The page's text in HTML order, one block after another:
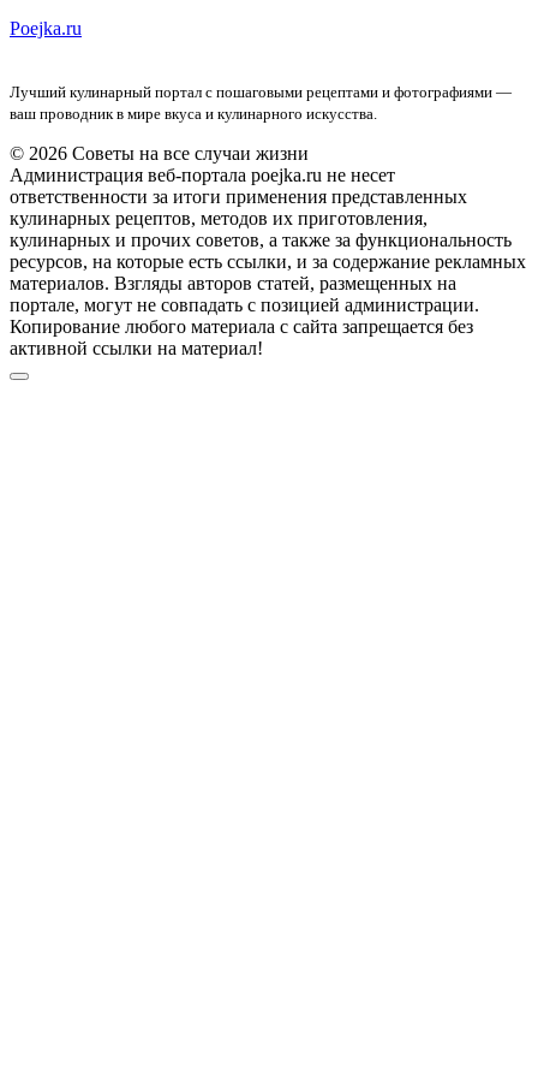
Poejka.ru
Лучший кулинарный портал с пошаговыми рецептами и фотографиями —
ваш проводник в мире вкуса и кулинарного искусства.
© 2026 Советы на все случаи жизни
Администрация веб-портала poejka.ru не несет
ответственности за итоги применения представленных
кулинарных рецептов, методов их приготовления,
кулинарных и прочих советов, а также за функциональность
ресурсов, на которые есть ссылки, и за содержание рекламных
материалов. Взгляды авторов статей, размещенных на
портале, могут не совпадать с позицией администрации.
Копирование любого материала с сайта запрещается без
активной ссылки на материал!